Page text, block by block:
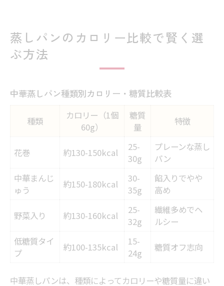
蒸しパンのカロリー比較で賢く選
ぶ方法
中華蒸しパン種類別カロリー・糖質比較表
種類
カロリー（1個
60g）
糖質
量
特徴
花巻 約130-150kcal
25-
30g
プレーンな蒸し
パン
中華まんじ
ゅう
約150-180kcal
30-
35g
餡入りでやや
高め
野菜入り 約130-160kcal
25-
32g
繊維多めでヘ
ルシー
低糖質タイ
プ
約100-135kcal
15-
24g
糖質オフ志向
中華蒸しパンは、種類によってカロリーや糖質量に違い